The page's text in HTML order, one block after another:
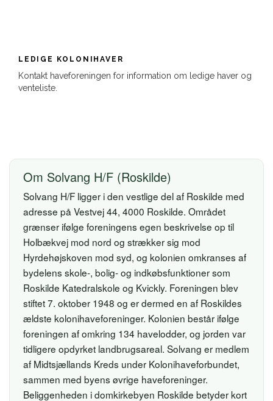
LEDIGE KOLONIHAVER
Kontakt haveforeningen for information om ledige haver og
venteliste.
Om Solvang H/F (Roskilde)
Solvang H/F ligger i den vestlige del af Roskilde med
adresse på Vestvej 44, 4000 Roskilde. Området
grænser ifølge foreningens egen beskrivelse op til
Holbækvej mod nord og strækker sig mod
Hyrdehøjskoven mod syd, og kolonien omkranses af
bydelens skole-, bolig- og indkøbsfunktioner som
Roskilde Katedralskole og Kvickly. Foreningen blev
stiftet 7. oktober 1948 og er dermed en af Roskildes
ældste kolonihaveforeninger. Kolonien består ifølge
foreningen af omkring 134 havelodder, og jorden var
tidligere opdyrket landbrugsareal. Solvang er medlem
af Midtsjællands Kreds under Kolonihaveforbundet,
sammen med byens øvrige haveforeninger.
Beliggenheden i domkirkebyen Roskilde betyder kort